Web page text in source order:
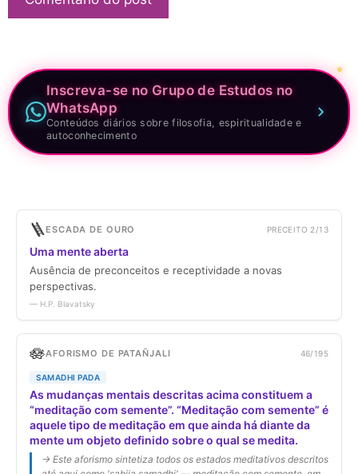
Inscreva-se no Grupo de Estudos no
WhatsApp
Conteúdos diários sobre filosofia, espiritualidade e
autoconhecimento